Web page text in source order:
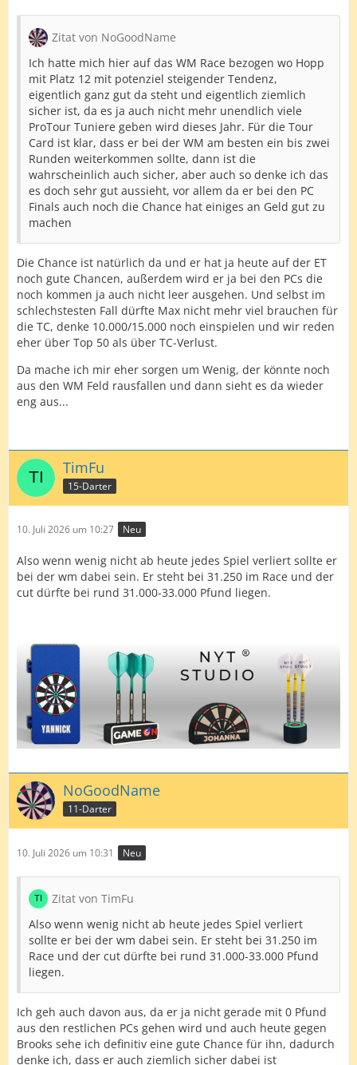
Zitat von NoGoodName
Ich hatte mich hier auf das WM Race bezogen wo Hopp
mit Platz 12 mit potenziel steigender Tendenz,
eigentlich ganz gut da steht und eigentlich ziemlich
sicher ist, da es ja auch nicht mehr unendlich viele
ProTour Tuniere geben wird dieses Jahr. Für die Tour
Card ist klar, dass er bei der WM am besten ein bis zwei
Runden weiterkommen sollte, dann ist die
wahrscheinlich auch sicher, aber auch so denke ich das
es doch sehr gut aussieht, vor allem da er bei den PC
Finals auch noch die Chance hat einiges an Geld gut zu
machen
Die Chance ist natürlich da und er hat ja heute auf der ET
noch gute Chancen, außerdem wird er ja bei den PCs die
noch kommen ja auch nicht leer ausgehen. Und selbst im
schlechstesten Fall dürfte Max nicht mehr viel brauchen für
die TC, denke 10.000/15.000 noch einspielen und wir reden
eher über Top 50 als über TC-Verlust.
Da mache ich mir eher sorgen um Wenig, der könnte noch
aus den WM Feld rausfallen und dann sieht es da wieder
eng aus...
TimFu
15-Darter
10. Juli 2026 um 10:27 Neu
Also wenn wenig nicht ab heute jedes Spiel verliert sollte er
bei der wm dabei sein. Er steht bei 31.250 im Race und der
cut dürfte bei rund 31.000-33.000 Pfund liegen.
NoGoodName
11-Darter
10. Juli 2026 um 10:31 Neu
Zitat von TimFu
Also wenn wenig nicht ab heute jedes Spiel verliert
sollte er bei der wm dabei sein. Er steht bei 31.250 im
Race und der cut dürfte bei rund 31.000-33.000 Pfund
liegen.
Ich geh auch davon aus, da er ja nicht gerade mit 0 Pfund
aus den restlichen PCs gehen wird und auch heute gegen
Brooks sehe ich definitiv eine gute Chance für ihn, dadurch
denke ich, dass er auch ziemlich sicher dabei ist